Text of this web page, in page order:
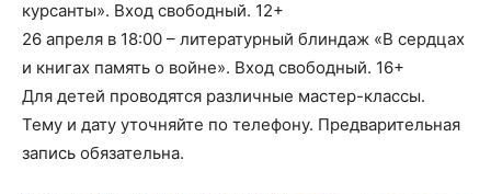
курсанты». Вход свободный. 12+
26 апреля в 18:00 – литературный блиндаж «В сердцах
и книгах память о войне». Вход свободный. 16+
Для детей проводятся различные мастер-классы.
Тему и дату уточняйте по телефону. Предварительная
запись обязательна.